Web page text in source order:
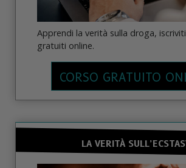
Apprendi la verità sulla droga,
gratuiti online.
CORSO GRATUITO
LA VERITÀ